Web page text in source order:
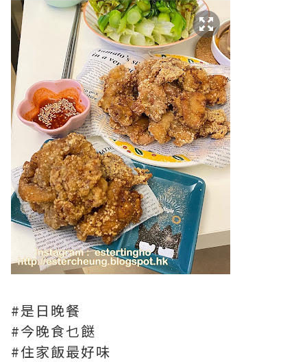
#是日晚餐
#今晚食乜餸
#住家飯最好味